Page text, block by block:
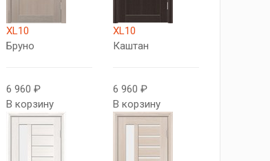
XL10
Бруно
6 960 ₽
В корзину
XL10
Каштан
6 960 ₽
В корзину